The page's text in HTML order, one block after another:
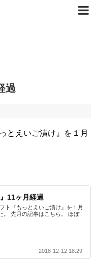
過
とえいご漬け』を１月
11ヶ月経過
ト『もっとえいご漬け』を１月
。 先月の記事はこちら。 ほぼ
2018-12-12 18:29